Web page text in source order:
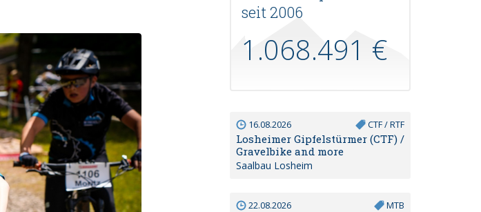
seit 2006
1.068.491 €
16.08.2026 CTF / RTF
Losheimer Gipfelstürmer (CTF) /
Gravelbike and more
Saalbau Losheim
22.08.2026 MTB